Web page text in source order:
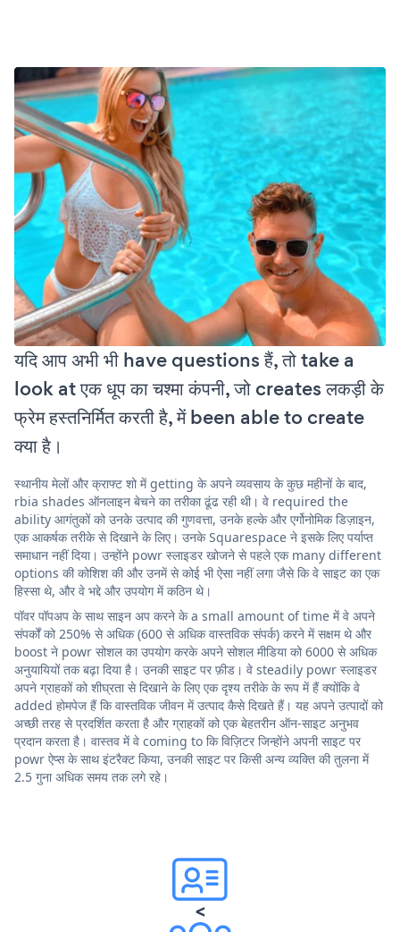
यदि आप अभी भी have questions हैं, तो take a
look at एक धूप का चश्मा कंपनी, जो creates लकड़ी के
फ्रेम हस्तनिर्मित करती है, में been able to create
क्या है।
स्थानीय मेलों और क्राफ्ट शो में getting के अपने व्यवसाय के कुछ महीनों के बाद,
rbia shades ऑनलाइन बेचने का तरीका ढूंढ रही थी। वे required the
ability आगंतुकों को उनके उत्पाद की गुणवत्ता, उनके हल्के और एर्गोनोमिक डिज़ाइन,
एक आकर्षक तरीके से दिखाने के लिए। उनके Squarespace ने इसके लिए पर्याप्त
समाधान नहीं दिया। उन्होंने powr स्लाइडर खोजने से पहले एक many different
options की कोशिश की और उनमें से कोई भी ऐसा नहीं लगा जैसे कि वे साइट का एक
हिस्सा थे, और वे भद्दे और उपयोग में कठिन थे।
पॉवर पॉपअप के साथ साइन अप करने के a small amount of time में वे अपने
संपर्कों को 250% से अधिक (600 से अधिक वास्तविक संपर्क) करने में सक्षम थे और
boost ने powr सोशल का उपयोग करके अपने सोशल मीडिया को 6000 से अधिक
अनुयायियों तक बढ़ा दिया है। उनकी साइट पर फ़ीड। वे steadily powr स्लाइडर
अपने ग्राहकों को शीघ्रता से दिखाने के लिए एक दृश्य तरीके के रूप में हैं क्योंकि वे
added होमपेज हैं कि वास्तविक जीवन में उत्पाद कैसे दिखते हैं। यह अपने उत्पादों को
अच्छी तरह से प्रदर्शित करता है और ग्राहकों को एक बेहतरीन ऑन-साइट अनुभव
प्रदान करता है। वास्तव में वे coming to कि विज़िटर जिन्होंने अपनी साइट पर
powr ऐप्स के साथ इंटरैक्ट किया, उनकी साइट पर किसी अन्य व्यक्ति की तुलना में
2.5 गुना अधिक समय तक लगे रहे।
<